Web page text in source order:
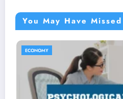
You May Have Missed
ECONOMY